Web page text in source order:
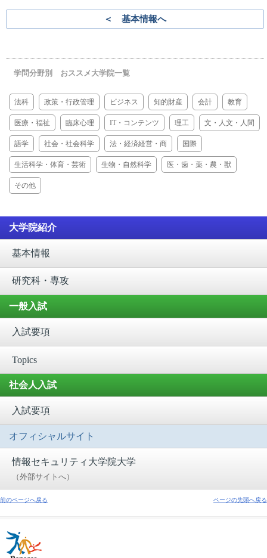
＜ 基本情報へ
学問分野別 おススメ大学院一覧
法科 政策・行政管理 ビジネス 知的財産 会計 教育
医療・福祉 臨床心理 IT・コンテンツ 理工 文・人文・人間
語学 社会・社会科学 法・経済経営・商 国際
生活科学・体育・芸術 生物・自然科学 医・歯・薬・農・獣
その他
大学院紹介
基本情報
研究科・専攻
一般入試
入試要項
Topics
社会人入試
入試要項
オフィシャルサイト
情報セキュリティ大学院大学
（外部サイトへ）
前のページへ戻る ページの先頭へ戻る